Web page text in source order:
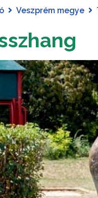
Veszprém megye